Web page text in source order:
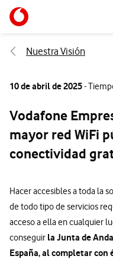
Ir a la pagina principal de
Nuestra Visión
10 de abril de 2025-
Vodafone
mayor red WiFi
conectividad
Hacer accesibles a toda la
de todo tipo de servicios
acceso a ella en cualquier
conseguir la Junta de
España, al completar con